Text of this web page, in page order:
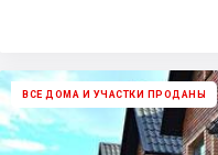
ВСЕ ДОМА И УЧАСТКИ ПРОДАНЫ